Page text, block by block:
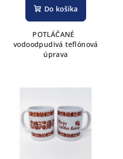
Do košíka
POTLÁČANÉ
vodoodpudivá teflónová
úprava